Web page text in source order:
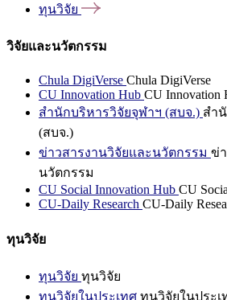
ทุนวิจัย
วิจัยและนวัตกรรม
Chula DigiVerse Chula DigiVerse
CU Innovation Hub CU Innovation
สำนักบริหารวิจัยจุฬาฯ (สบจ.) สำ
(สบจ.)
ข่าวสารงานวิจัยและนวัตกรรม ข่
นวัตกรรม
CU Social Innovation Hub CU
CU-Daily Research CU-Daily
ทุนวิจัย
ทุนวิจัย ทุนวิจัย
ทุนวิจัยในประเทศ ทุนวิจัยในประเ